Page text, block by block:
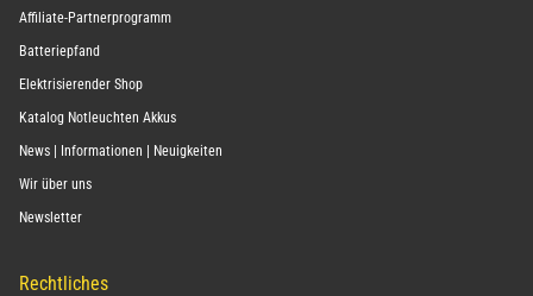
Affiliate-Partnerprogramm
Batteriepfand
Elektrisierender Shop
Katalog Notleuchten Akkus
News | Informationen | Neuigkeiten
Wir über uns
Newsletter
Rechtliches